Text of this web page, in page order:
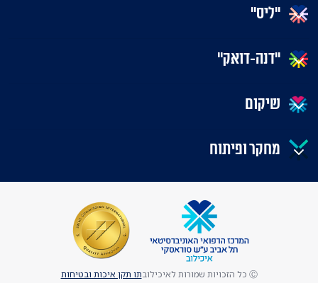
"ליס"
"דנה-דואק"
שיקום
מחקר ופיתוח
Ⓒ כל הזכויות שמורות לאיכילוב תו תקן איכות ובטיחות